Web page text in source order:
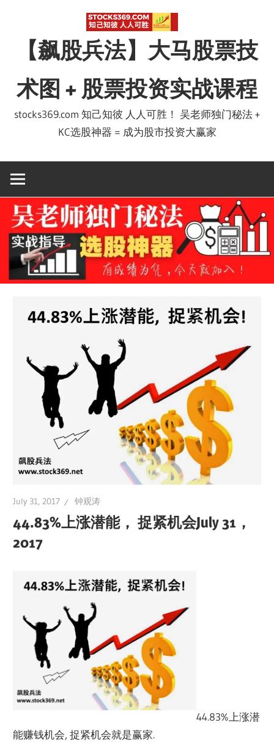
【飙股兵法】大马股票技
术图 + 股票投资实战课程
stocks369.com 知己知彼 人人可胜！ 吴老师独门秘法 +
KC选股神器 = 成为股市投资大赢家
July 31, 2017 钟观涛
44.83%上涨潜能， 捉紧机会July 31，
2017
44.83%上涨潜
能赚钱机会, 捉紧机会就是赢家.